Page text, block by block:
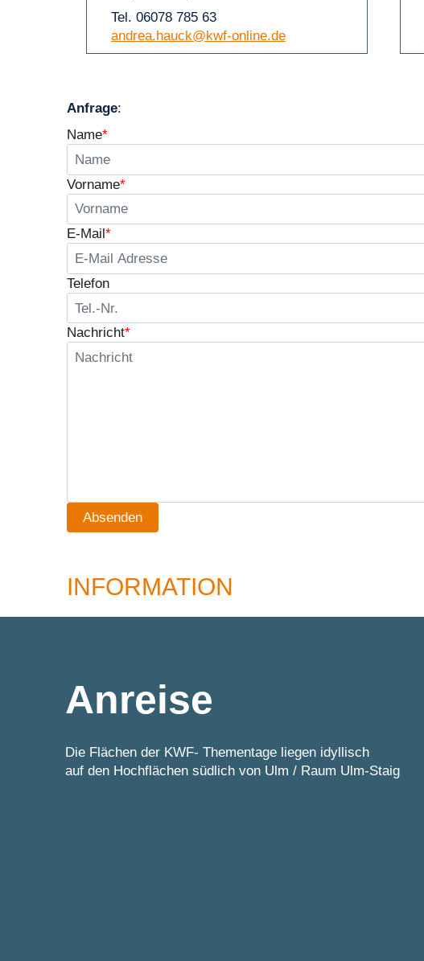
Tel. 06078 785 63
andrea.hauck@kwf-online.de
Anfrage:
Name*
Vorname*
E-Mail *
Telefon
Nachricht*
Absenden
INFORMATION
Anreise
Die Flächen der KWF- Thementage liegen idyllisch
auf den Hochflächen südlich von Ulm / Raum Ulm-Staig